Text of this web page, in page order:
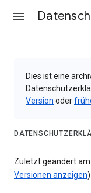
Dies ist eine
Version oder
Zuletzt geändert
Versionen anzeigen)